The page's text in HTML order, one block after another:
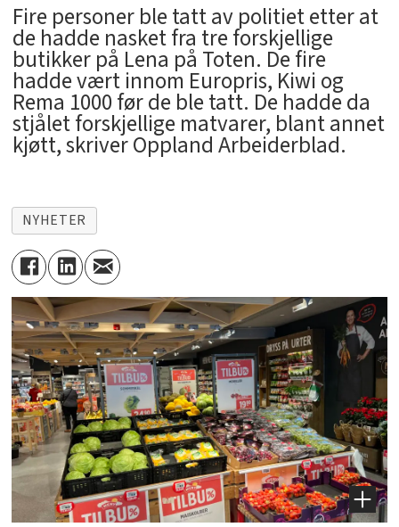
Fire personer ble tatt av politiet etter at
de hadde nasket fra tre forskjellige
butikker på Lena på Toten. De fire
hadde vært innom Europris, Kiwi og
Rema 1000 før de ble tatt. De hadde da
stjålet forskjellige matvarer, blant annet
kjøtt, skriver Oppland Arbeiderblad.
NYHETER